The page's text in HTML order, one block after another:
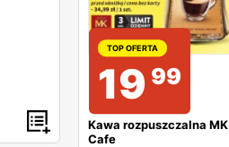
TOP OFERTA
19 99
Kawa rozpuszczalna MK
Cafe